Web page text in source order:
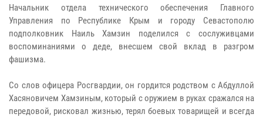
Начальник отдела технического обеспечения Главного
Управления по Республике Крым и городу Севастополю
подполковник Наиль Хамзин поделился с сослуживцами
воспоминаниями о деде, внесшем свой вклад в разгром
фашизма.
Со слов офицера Росгвардии, он гордится родством с Абдуллой
Хасяновичем Хамзиным, который с оружием в руках сражался на
передовой, рисковал жизнью, терял боевых товарищей и всегда